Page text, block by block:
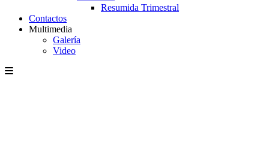
Resumida Trimestral
Contactos
Multimedia
Galería
Video